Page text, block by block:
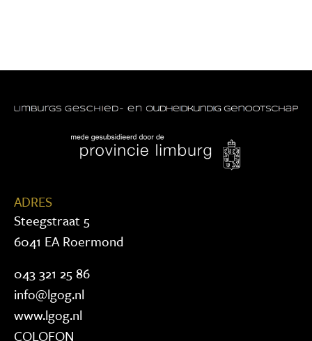
ADRES
Steegstraat 5
6041 EA Roermond
043 321 25 86
info@lgog.nl
www.lgog.nl
COLOFON